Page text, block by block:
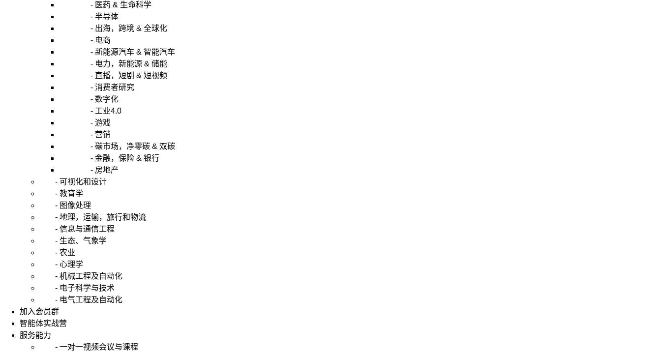
- 医药 & 生命科学
- 半导体
- 出海，跨境 & 全球化
- 电商
- 新能源汽车 & 智能汽车
- 电力，新能源 & 储能
- 直播，短剧 & 短视频
- 消费者研究
- 数字化
- 工业4.0
- 游戏
- 营销
- 碳市场，净零碳 & 双碳
- 金融，保险 & 银行
- 房地产
- 可视化和设计
- 教育学
- 图像处理
- 地理，运输，旅行和物流
- 信息与通信工程
- 生态、气象学
- 农业
- 心理学
- 机械工程及自动化
- 电子科学与技术
- 电气工程及自动化
加入会员群
智能体实战营
服务能力
- 一对一视频会议与课程